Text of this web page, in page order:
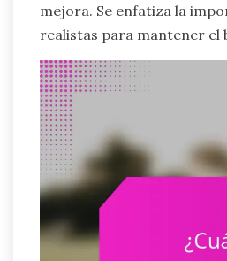
mejora. Se enfatiza la
realistas para mantener el